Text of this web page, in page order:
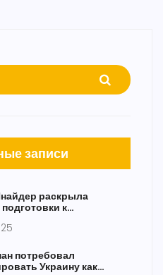
записи
раскрыла
к
потребовал
Украину как